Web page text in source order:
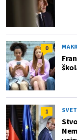
0
1 SVET